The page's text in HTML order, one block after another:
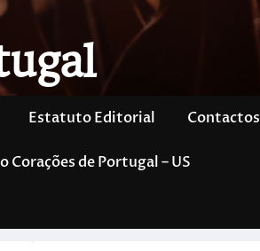
Estatuto Editorial Contactos
Corações de Portugal – US